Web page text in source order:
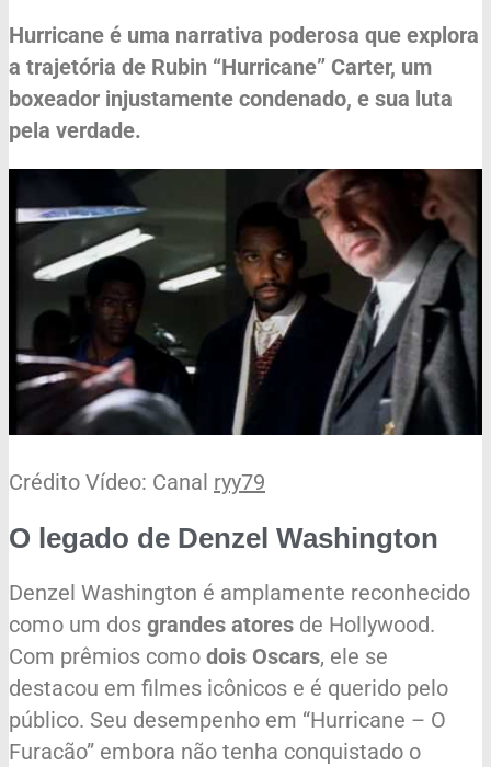
Hurricane é uma narrativa poderosa que explora
a trajetória de Rubin “Hurricane” Carter, um
boxeador injustamente condenado, e sua luta
pela verdade.
Crédito Vídeo: Canal ryy79
O legado de Denzel Washington
Denzel Washington é amplamente reconhecido
como um dos grandes atores de Hollywood.
Com prêmios como dois Oscars, ele se
destacou em filmes icônicos e é querido pelo
público. Seu desempenho em “Hurricane – O
Furacão” embora não tenha conquistado o